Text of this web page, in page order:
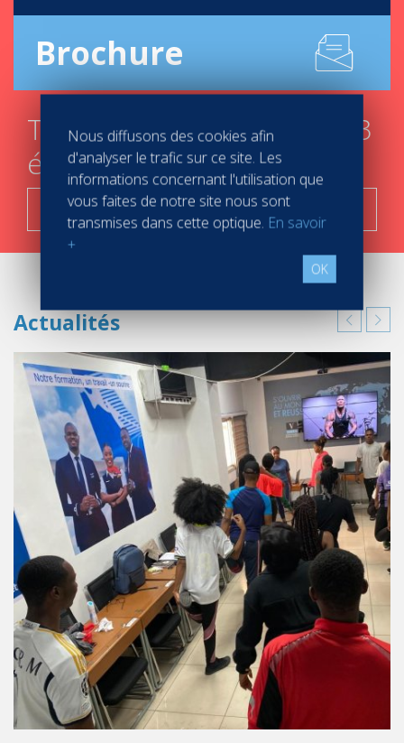
Brochure
Trouver mon campus en 3
étapes
C'est parti !
Actualités
Nous diffusons des cookies afin
d'analyser le trafic sur ce site. Les
informations concernant l'utilisation que
vous faites de notre site nous sont
transmises dans cette optique. En savoir
+
OK